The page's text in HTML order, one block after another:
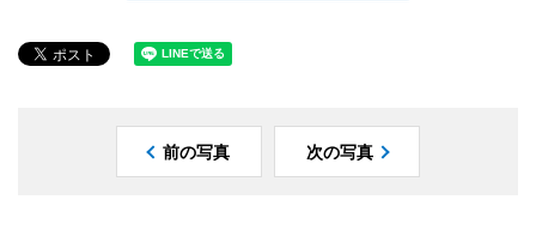
前の写真 次の写真